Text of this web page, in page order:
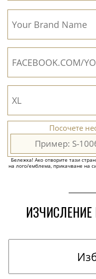
Посочете
Бележка! Ако отворите тази
на лого/емблема, прикачване на